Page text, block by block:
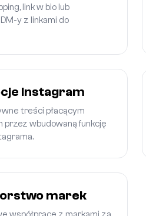
link w bio lub
y z linkami do
Instagram
treści płacącym
przez wbudowaną funkcję
marek